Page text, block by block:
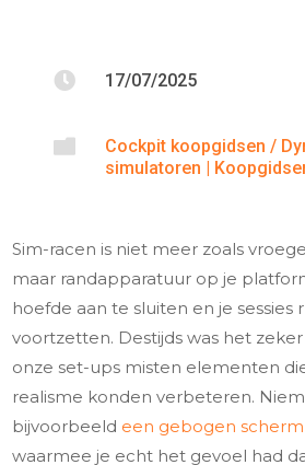
 17/07/2025

Cockpit koopgidsen /
simulatoren |
Sim-racen is niet meer zoals
maar randapparatuur op je
hoefde aan te sluiten en je sessies
voortzetten. Destijds was het
onze set-ups misten elementen
realisme konden verbeteren.
bijvoorbeeld een gebogen scherm
waarmee je echt het gevoel had